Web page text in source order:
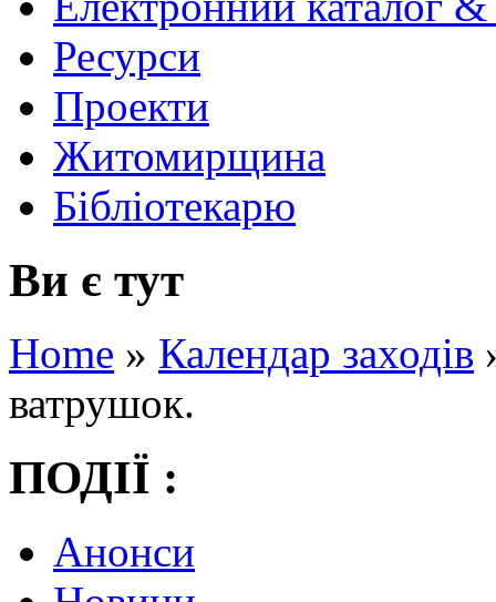
Ресурси
Проекти
Житомирщина
Бібліотекарю
Ви є тут
Home » Календар заходів
ватрушок.
ПОДІЇ :
Анонси